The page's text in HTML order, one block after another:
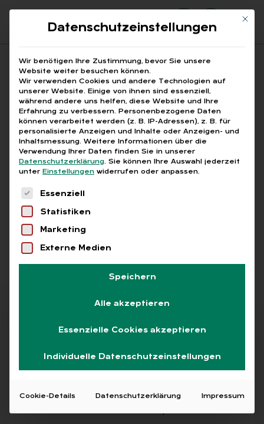
Suchfeld
Suchen
Breadcrumb-Navigation
STARTSEITE HR-COMPLIANCE TOOLS
Alle Bei­trä­ge mit dem
Schlag­wort „HR-Com­pli­
an­ce Tools“
Alle Free Abo L+G +
AUSGABE 3/2025
Mit
Datenschutzeinstellungen
Wir benötigen Ihre Zustimmung, bevor Sie unsere
Website weiter besuchen können.
Wir verwenden Cookies und andere Technologien auf
unserer Website. Einige von ihnen sind essenziell,
während andere uns helfen, diese Website und Ihre
Erfahrung zu verbessern. Personenbezogene Daten
können verarbeitet werden (z. B. IP-Adressen), z. B. für
personalisierte Anzeigen und Inhalte oder Anzeigen- und
Inhaltsmessung. Weitere Informationen über die
Verwendung Ihrer Daten finden Sie in unserer
Datenschutzerklärung. Sie können Ihre Auswahl jederzeit
unter Einstellungen widerrufen oder anpassen.
Es folgt eine Liste der Service-Gruppen, für
Essenziell
Statistiken
Marketing
Externe Medien
Speichern
Alle akzeptieren
Essenzielle Cookies akzeptieren
Individuelle Datenschutzeinstellungen
Cookie-Details Datenschutzerklärung Impressum